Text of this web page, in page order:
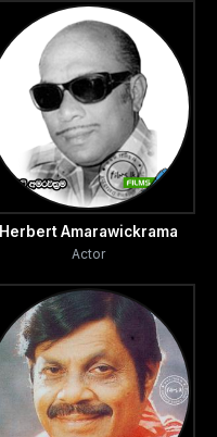
Herbert Amarawickrama
Actor